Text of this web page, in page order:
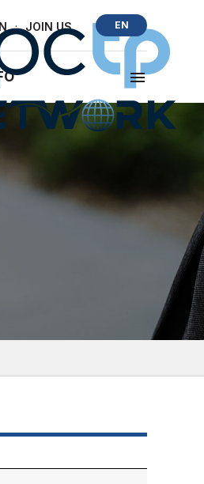
· JOIN US EN